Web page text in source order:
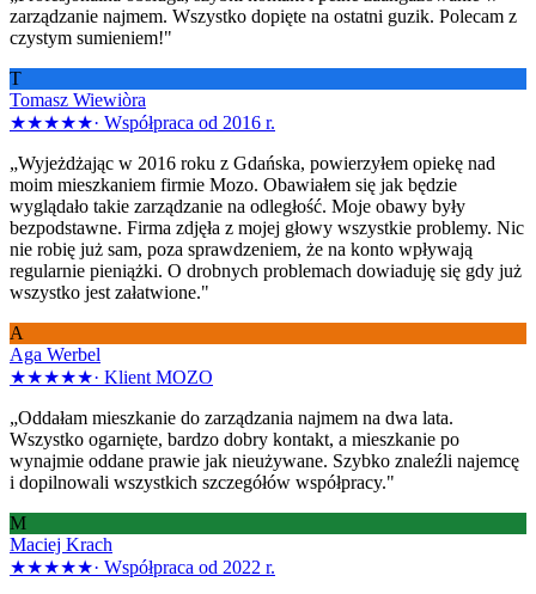
zarządzanie najmem. Wszystko dopięte na ostatni guzik. Polecam z
czystym sumieniem!"
T
Tomasz Wiewiòra
★★★★★· Współpraca od 2016 r.
„Wyjeżdżając w 2016 roku z Gdańska, powierzyłem opiekę nad
moim mieszkaniem firmie Mozo. Obawiałem się jak będzie
wyglądało takie zarządzanie na odległość. Moje obawy były
bezpodstawne. Firma zdjęła z mojej głowy wszystkie problemy. Nic
nie robię już sam, poza sprawdzeniem, że na konto wpływają
regularnie pieniążki. O drobnych problemach dowiaduję się gdy już
wszystko jest załatwione."
A
Aga Werbel
★★★★★· Klient MOZO
„Oddałam mieszkanie do zarządzania najmem na dwa lata.
Wszystko ogarnięte, bardzo dobry kontakt, a mieszkanie po
wynajmie oddane prawie jak nieużywane. Szybko znaleźli najemcę
i dopilnowali wszystkich szczegółów współpracy."
M
Maciej Krach
★★★★★· Współpraca od 2022 r.